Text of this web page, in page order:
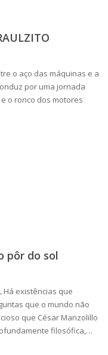
o aço das máquinas e a
por uma jornada
o ronco dos motores
pôr do sol
Há existências que
que o mundo não
que César Manzolillo
filosófica,…